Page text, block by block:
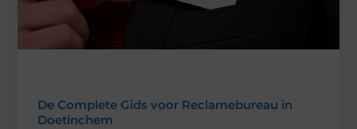
De Complete Gids voor Reclamebureau in
Doetinchem